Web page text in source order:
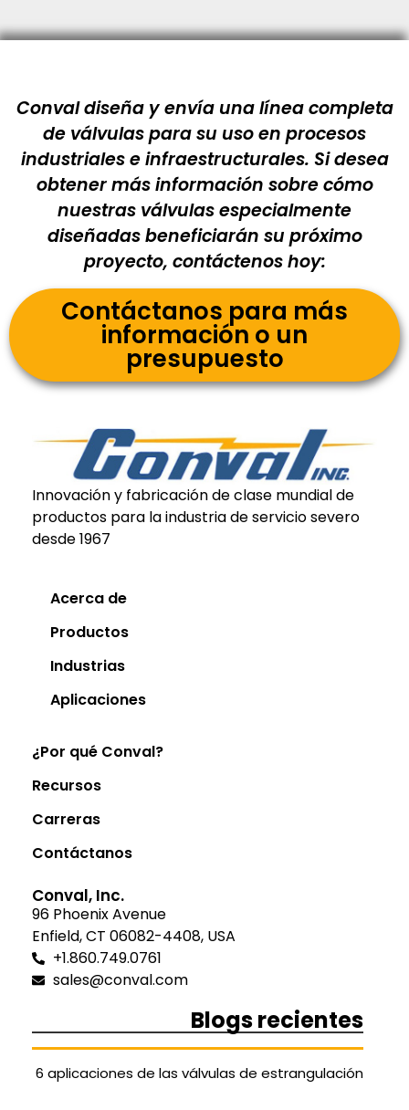
Conval diseña y envía una línea completa
de válvulas para su uso en procesos
industriales e infraestructurales. Si desea
obtener más información sobre cómo
nuestras válvulas especialmente
diseñadas beneficiarán su próximo
proyecto, contáctenos hoy:
Contáctanos para más
información o un
presupuesto
Innovación y fabricación de clase mundial de
productos para la industria de servicio severo
desde 1967
Acerca de
Productos
Industrias
Aplicaciones
¿Por qué Conval?
Recursos
Carreras
Contáctanos
Conval, Inc.
96 Phoenix Avenue
Enfield, CT 06082-4408, USA
+1.860.749.0761
sales@conval.com
Blogs recientes
6 aplicaciones de las válvulas de estrangulación